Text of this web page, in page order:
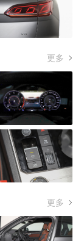
更多
更多